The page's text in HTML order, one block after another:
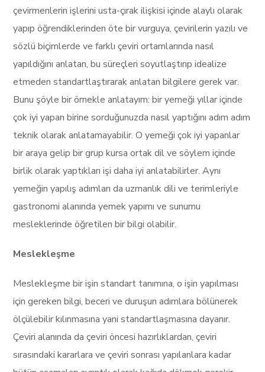
çevirmenlerin işlerini usta-çırak ilişkisi içinde alaylı olarak
yapıp öğrendiklerinden öte bir vurguya, çevirilerin yazılı ve
sözlü biçimlerde ve farklı çeviri ortamlarında nasıl
yapıldığını anlatan, bu süreçleri soyutlaştırıp idealize
etmeden standartlaştırarak anlatan bilgilere gerek var.
Bunu şöyle bir örnekle anlatayım: bir yemeği yıllar içinde
çok iyi yapan birine sorduğunuzda nasıl yaptığını adım adım
teknik olarak anlatamayabilir. O yemeği çok iyi yapanlar
bir araya gelip bir grup kursa ortak dil ve söylem içinde
birlik olarak yaptıkları işi daha iyi anlatabilirler. Aynı
yemeğin yapılış adımları da uzmanlık dili ve terimleriyle
gastronomi alanında yemek yapımı ve sunumu
mesleklerinde öğretilen bir bilgi olabilir.
Meslekleşme
Meslekleşme bir işin standart tanımına, o işin yapılması
için gereken bilgi, beceri ve duruşun adımlara bölünerek
ölçülebilir kılınmasına yani standartlaşmasına dayanır.
Çeviri alanında da çeviri öncesi hazırlıklardan, çeviri
sırasındaki kararlara ve çeviri sonrası yapılanlara kadar